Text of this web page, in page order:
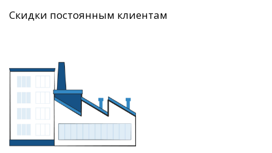
Скидки постоянным клиентам